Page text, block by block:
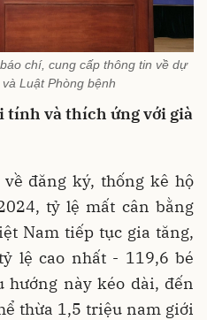
chí, cung cấp thông tin về dự
Luật Phòng bệnh
tính và thích ứng với già
đăng ký, thống kê hộ
tỷ lệ mất cân bằng
Nam tiếp tục gia tăng,
lệ cao nhất - 119,6 bé
hướng này kéo dài, đến
thừa 1,5 triệu nam giới